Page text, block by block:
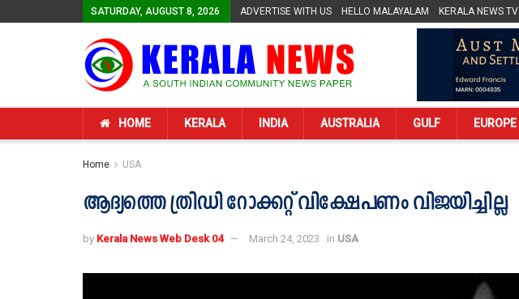
SATURDAY, AUGUST 8, 2026 ADVERTISE WITH US HELLO MALAYALAM KERALA NEWS TV
HOME KERALA INDIA AUSTRALIA GULF EUROPE
Home USA
ആദ്യത്തെ ത്രിഡി റോക്കറ്റ് വിക്ഷേപണം വിജയിച്ചില്ല
by Kerala News Web Desk 04 March 24, 2023 in USA